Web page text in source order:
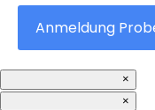
Anmeldung
×
×